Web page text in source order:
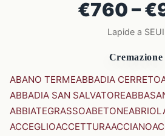
€760 –
Lapide a SEUI
Cremazione
ABANO TERMEABBADIA CERRETO
ABBADIA SAN SALVATORE
ABBIATEGRASSOABETONE
ACCEGLIOACCETTURAACCIANO